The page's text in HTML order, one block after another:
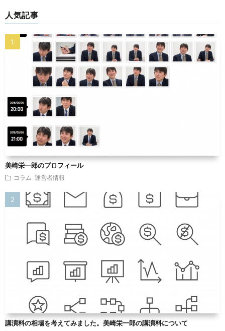
人気記事
美崎栄一郎のプロフィール
コラム 運営者情報
講演料の相場を考えてみました。美崎栄一郎の講演料について